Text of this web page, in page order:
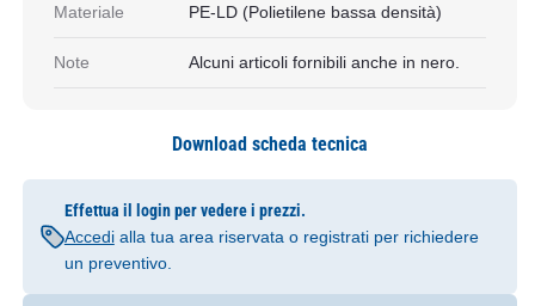
Materiale PE-LD (Polietilene bassa densità)
Note Alcuni articoli fornibili anche in nero.
Download scheda tecnica
Effettua il login per vedere i prezzi.
Accedialla tua area riservata o registrati per richiedere
un preventivo.